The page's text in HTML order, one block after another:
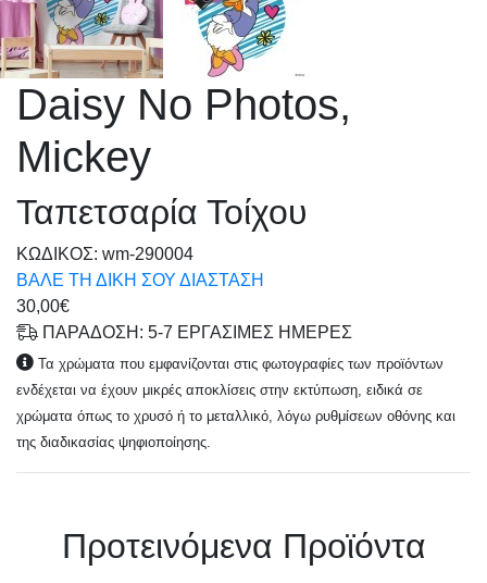
Daisy No Photos,
Mickey
Ταπετσαρία Τοίχου
KΩΔΙΚΟΣ: wm-290004
ΒΑΛΕ ΤΗ ΔΙΚΗ ΣΟΥ ΔΙΑΣΤΑΣΗ
30,00€
ΠΑΡΑΔΟΣΗ: 5-7 ΕΡΓΑΣΙΜΕΣ ΗΜΕΡΕΣ
Τα χρώματα που εμφανίζονται στις φωτογραφίες των προϊόντων
ενδέχεται να έχουν μικρές αποκλίσεις στην εκτύπωση, ειδικά σε
χρώματα όπως το χρυσό ή το μεταλλικό, λόγω ρυθμίσεων οθόνης και
της διαδικασίας ψηφιοποίησης.
Πρoτεινόμενα Προϊόντα